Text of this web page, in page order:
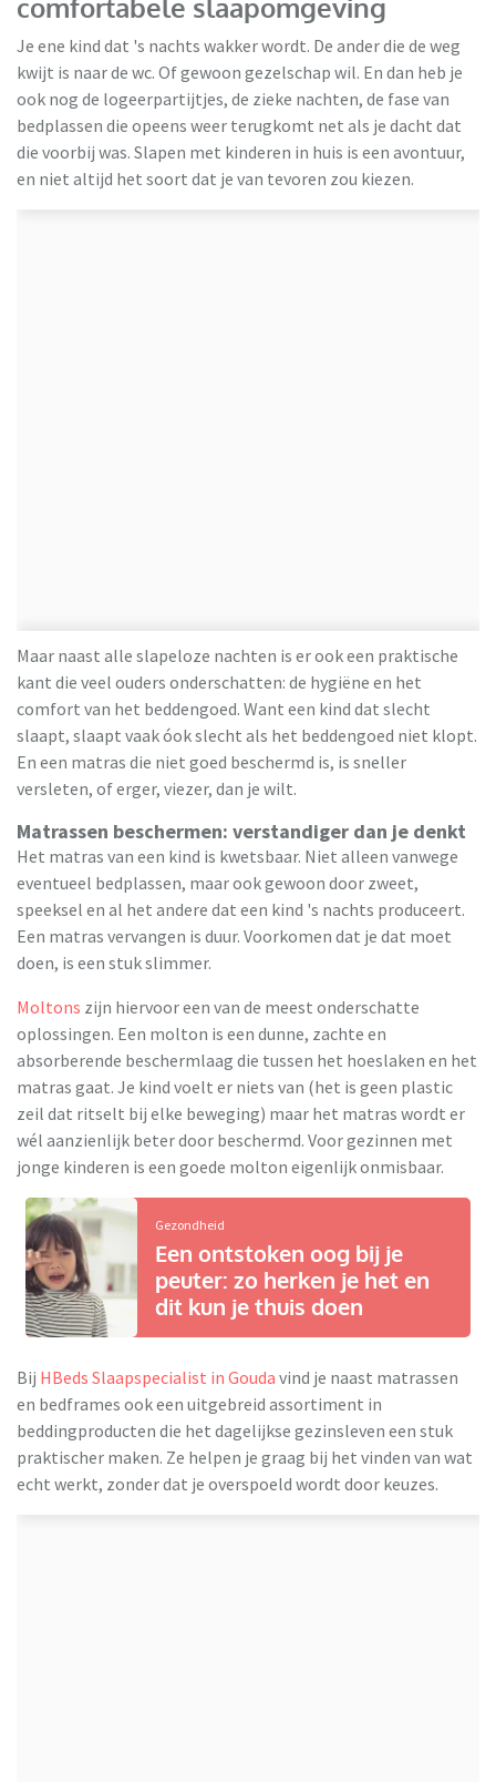
HBeds
comfortabele slaapomgeving
Je ene kind dat 's nachts wakker wordt. De ander die de weg
kwijt is naar de wc. Of gewoon gezelschap wil. En dan heb je
ook nog de logeerpartijtjes, de zieke nachten, de fase van
bedplassen die opeens weer terugkomt net als je dacht dat
die voorbij was. Slapen met kinderen in huis is een avontuur,
en niet altijd het soort dat je van tevoren zou kiezen.
Maar naast alle slapeloze nachten is er ook een praktische
kant die veel ouders onderschatten: de hygiëne en het
comfort van het beddengoed. Want een kind dat slecht
slaapt, slaapt vaak óok slecht als het beddengoed niet klopt.
En een matras die niet goed beschermd is, is sneller
versleten, of erger, viezer, dan je wilt.
Matrassen beschermen: verstandiger dan je denkt
Het matras van een kind is kwetsbaar. Niet alleen vanwege
eventueel bedplassen, maar ook gewoon door zweet,
speeksel en al het andere dat een kind 's nachts produceert.
Een matras vervangen is duur. Voorkomen dat je dat moet
doen, is een stuk slimmer.
Moltons zijn hiervoor een van de meest onderschatte
oplossingen. Een molton is een dunne, zachte en
absorberende beschermlaag die tussen het hoeslaken en het
matras gaat. Je kind voelt er niets van (het is geen plastic
zeil dat ritselt bij elke beweging) maar het matras wordt er
wél aanzienlijk beter door beschermd. Voor gezinnen met
jonge kinderen is een goede molton eigenlijk onmisbaar.
Gezondheid
Een ontstoken oog bij je
peuter: zo herken je het en
dit kun je thuis doen
Bij HBeds Slaapspecialist in Gouda vind je naast matrassen
en bedframes ook een uitgebreid assortiment in
beddingproducten die het dagelijkse gezinsleven een stuk
praktischer maken. Ze helpen je graag bij het vinden van wat
echt werkt, zonder dat je overspoeld wordt door keuzes.